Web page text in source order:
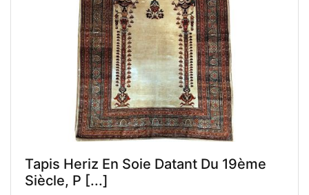
Tapis Heriz En Soie Datant Du 19ème
Siècle, P [...]